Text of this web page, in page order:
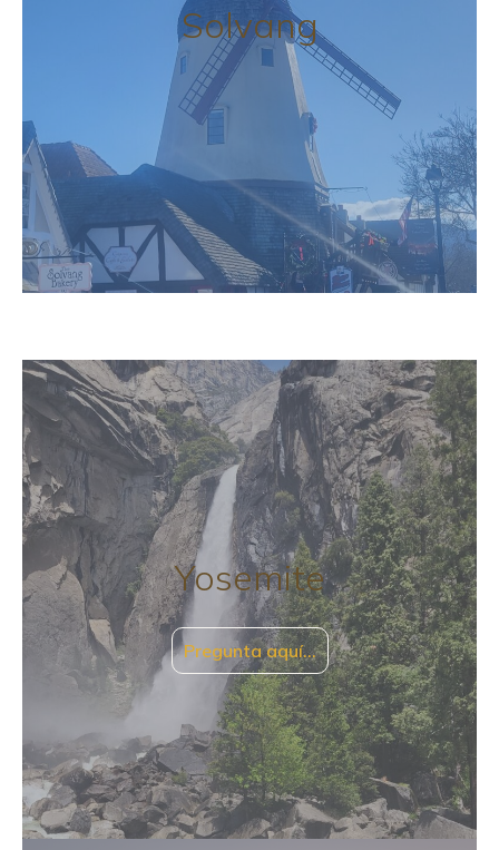
Solvang
Yosemite
Pregunta aquí…